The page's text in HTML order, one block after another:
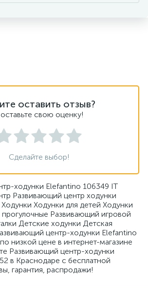
оставить отзыв?
свою оценку!
Сделайте выбор!
ходунки Elefantino 106349 IT
Развивающий центр ходунки
Ходунки для детей Ходунки
Развивающий игровой
Детские ходунки Детская
центр-ходунки Elefantino
низкой цене в интернет-магазине
Развивающий центр-ходунки
в Краснодаре с бесплатной
гарантия, распродажи!